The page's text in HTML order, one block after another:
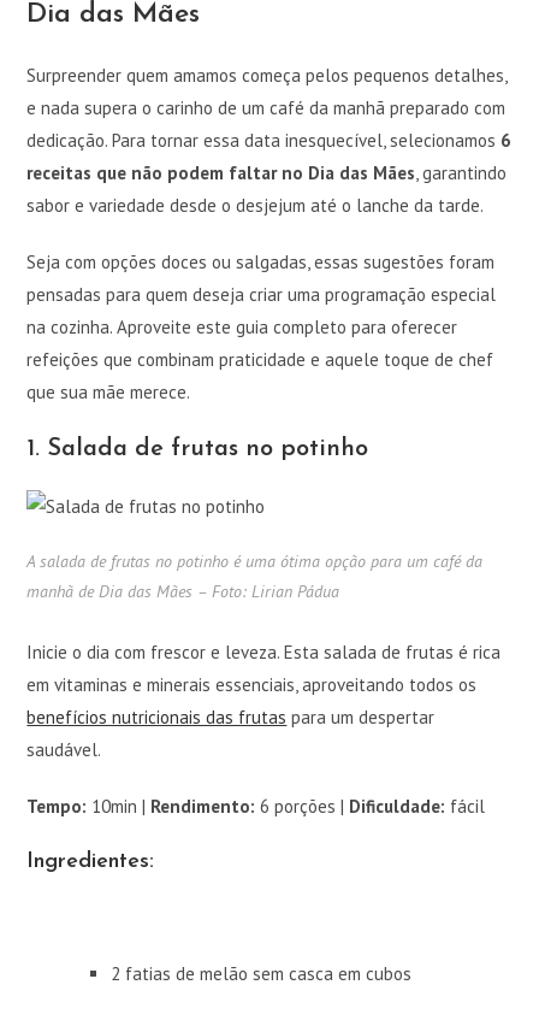
Dia das Mães
Surpreender quem amamos começa pelos pequenos detalhes,
e nada supera o carinho de um café da manhã preparado com
dedicação. Para tornar essa data inesquecível, selecionamos 6
receitas que não podem faltar no Dia das Mães, garantindo
sabor e variedade desde o desjejum até o lanche da tarde.
Seja com opções doces ou salgadas, essas sugestões foram
pensadas para quem deseja criar uma programação especial
na cozinha. Aproveite este guia completo para oferecer
refeições que combinam praticidade e aquele toque de chef
que sua mãe merece.
1. Salada de frutas no potinho
A salada de frutas no potinho é uma ótima opção para um café da
manhã de Dia das Mães – Foto: Lirian Pádua
Inicie o dia com frescor e leveza. Esta salada de frutas é rica
em vitaminas e minerais essenciais, aproveitando todos os
benefícios nutricionais das frutas para um despertar
saudável.
Tempo: 10min | Rendimento: 6 porções | Dificuldade: fácil
Ingredientes:
2 fatias de melão sem casca em cubos